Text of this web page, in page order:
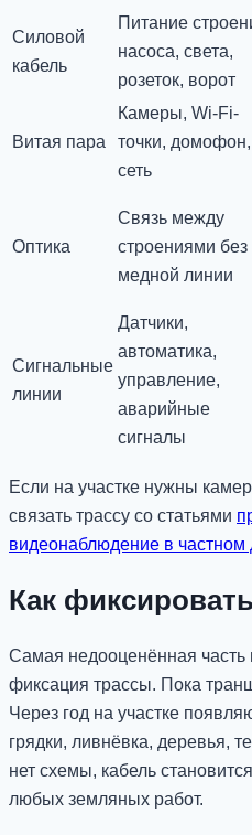
Силовой
кабель
Питание
насоса, света,
розеток, ворот
Витая пара
Камеры, Wi-Fi-
точки, домофон,
сеть
Оптика
Связь между
строениями без
медной линии
Сигнальные
линии
Датчики,
автоматика,
управление,
аварийные
сигналы
Если на участке нужны
связать трассу со статьями
видеонаблюдение в частном
Как
Самая недооценённая часть
фиксация трассы. Пока
Через год на участке
грядки, ливнёвка, деревья,
нет схемы, кабель
любых земляных работ.